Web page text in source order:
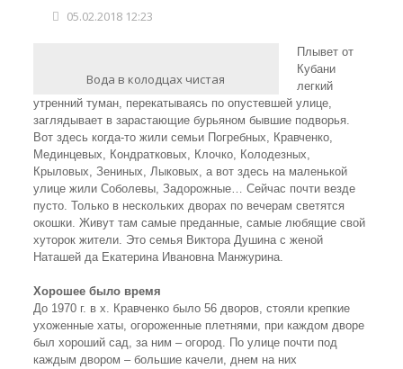
05.02.2018 12:23
Вода в колодцах чистая
Плывет от
Кубани
легкий
утренний туман, перекатываясь по опустевшей улице,
заглядывает в зарастающие бурьяном бывшие подворья.
Вот здесь когда-то жили семьи Погребных, Кравченко,
Мединцевых, Кондратковых, Клочко, Колодезных,
Крыловых, Зениных, Лыковых, а вот здесь на маленькой
улице жили Соболевы, Задорожные… Сейчас почти везде
пусто. Только в нескольких дворах по вечерам светятся
окошки. Живут там самые преданные, самые любящие свой
хуторок жители. Это семья Виктора Душина с женой
Наташей да Екатерина Ивановна Манжурина.
Хорошее было время
До 1970 г. в х. Кравченко было 56 дворов, стояли крепкие
ухоженные хаты, огороженные плетнями, при каждом дворе
был хороший сад, за ним – огород. По улице почти под
каждым двором – большие качели, днем на них